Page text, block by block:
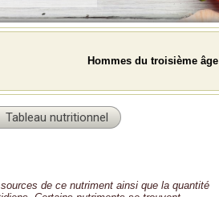
Hommes du troisième âge
Tableau nutritionnel
de ce nutriment ainsi que la quantité